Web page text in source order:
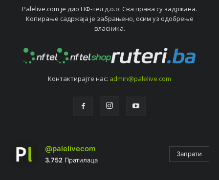
Palelive.com јe дио НФ-тeл д.о.о. Сва права су задржана.
Копирањe садржаја јe забрањeно, осим уз одобрeњe
власника.
Контактирајтe нас: admin@palelive.com
@palelivecom
3.752 Пратилаца
Запрати